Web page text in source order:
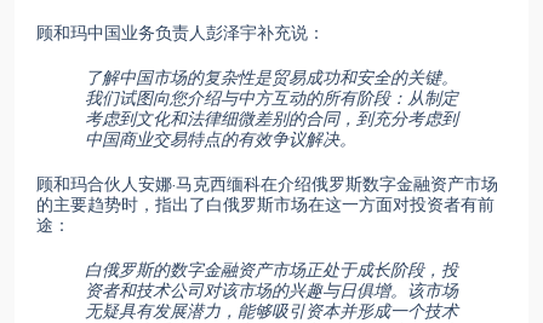
顾和玛中国业务负责人彭泽宇补充说：
了解中国市场的复杂性是贸易成功和安全的关键。
我们试图向您介绍与中方互动的所有阶段：从制定
考虑到文化和法律细微差别的合同，到充分考虑到
中国商业交易特点的有效争议解决。
顾和玛合伙人安娜·马克西缅科在介绍俄罗斯数字金融资产市场
的主要趋势时，指出了白俄罗斯市场在这一方面对投资者有前
途：
白俄罗斯的数字金融资产市场正处于成长阶段，投
资者和技术公司对该市场的兴趣与日俱增。该市场
无疑具有发展潜力，能够吸引资本并形成一个技术